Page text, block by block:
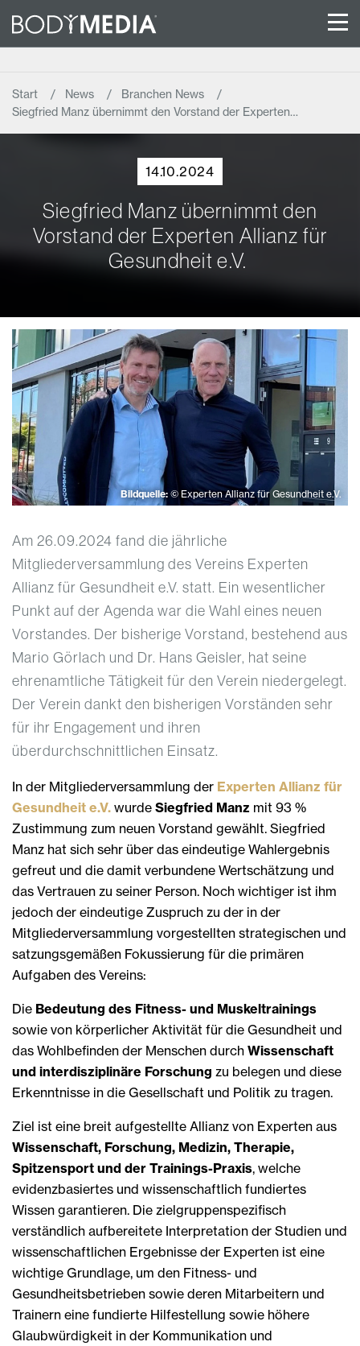
Start News
Branchen News
Siegfried Manz übernimmt den Vorstand der Experten…
14.10.2024
Siegfried Manz übernimmt den
Vorstand der Experten Allianz für
Gesundheit e.V.
Bildquelle: © Experten Allianz für Gesundheit e.V.
Am 26.09.2024 fand die jährliche
Mitgliederversammlung des Vereins Experten
Allianz für Gesundheit e.V. statt. Ein wesentlicher
Punkt auf der Agenda war die Wahl eines neuen
Vorstandes. Der bisherige Vorstand, bestehend aus
Mario Görlach und Dr. Hans Geisler, hat seine
ehrenamtliche Tätigkeit für den Verein niedergelegt.
Der Verein dankt den bisherigen Vorständen sehr
für ihr Engagement und ihren
überdurchschnittlichen Einsatz.
In der Mitgliederversammlung der Experten Allianz für
Gesundheit e.V. wurde Siegfried Manz mit 93 %
Zustimmung zum neuen Vorstand gewählt. Siegfried
Manz hat sich sehr über das eindeutige Wahlergebnis
gefreut und die damit verbundene Wertschätzung und
das Vertrauen zu seiner Person. Noch wichtiger ist ihm
jedoch der eindeutige Zuspruch zu der in der
Mitgliederversammlung vorgestellten strategischen und
satzungsgemäßen Fokussierung für die primären
Aufgaben des Vereins:
Die Bedeutung des Fitness- und Muskeltrainings
sowie von körperlicher Aktivität für die Gesundheit und
das Wohlbefinden der Menschen durch Wissenschaft
und interdisziplinäre Forschung zu belegen und diese
Erkenntnisse in die Gesellschaft und Politik zu tragen.
Ziel ist eine breit aufgestellte Allianz von Experten aus
Wissenschaft, Forschung, Medizin, Therapie,
Spitzensport und der Trainings-Praxis, welche
evidenzbasiertes und wissenschaftlich fundiertes
Wissen garantieren. Die zielgruppenspezifisch
verständlich aufbereitete Interpretation der Studien und
wissenschaftlichen Ergebnisse der Experten ist eine
wichtige Grundlage, um den Fitness- und
Gesundheitsbetrieben sowie deren Mitarbeitern und
Trainern eine fundierte Hilfestellung sowie höhere
Glaubwürdigkeit in der Kommunikation und